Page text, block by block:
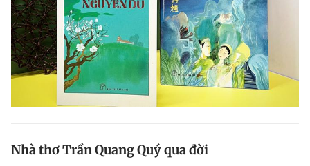
Nhà thơ Trần Quang Quý qua đời